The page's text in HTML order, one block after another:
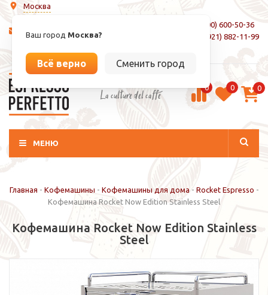
Москва
Ваш город Москва?
Всё верно Сменить город
info@espressoperfetto.ru
8 (800) 600-50-36
+7 (921) 882-11-99
La culture del caffé 0 0 0
МЕНЮ
Главная - Кофемашины - Кофемашины для дома - Rocket Espresso -
Кофемашина Rocket Now Edition Stainless Steel
Кофемашина Rocket Now Edition Stainless
Steel